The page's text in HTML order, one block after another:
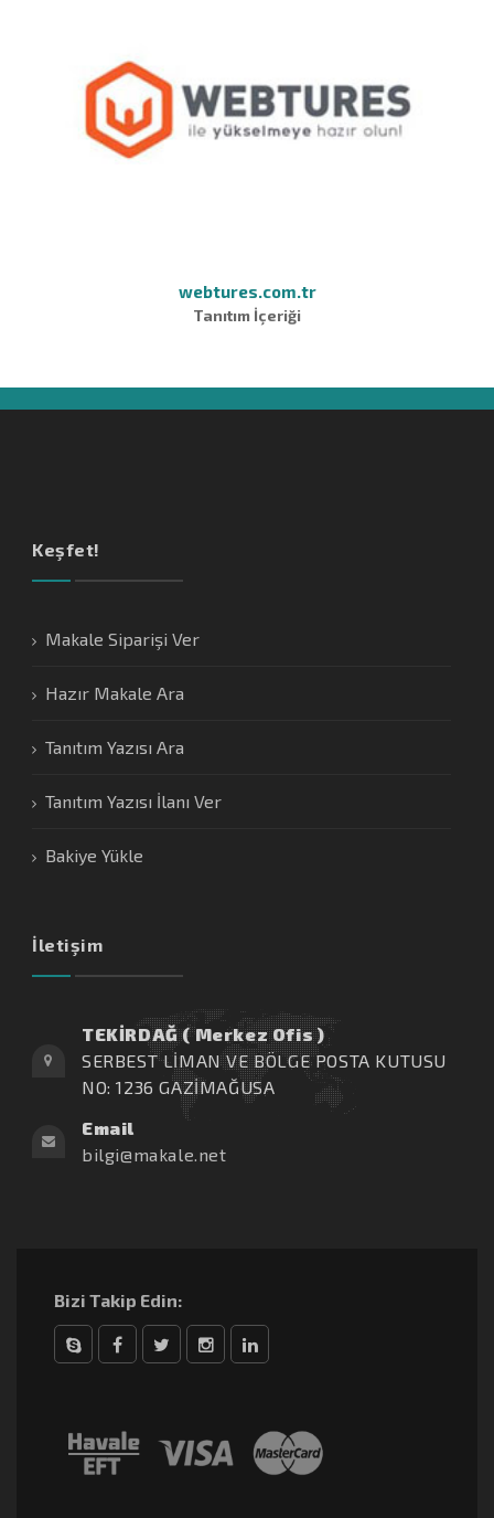
webtures.com.tr
Tanıtım İçeriği
Keşfet!
Makale Siparişi Ver
Hazır Makale Ara
Tanıtım Yazısı Ara
Tanıtım Yazısı İlanı Ver
Bakiye Yükle
İletişim
TEKİRDAĞ ( Merkez Ofis )
SERBEST LİMAN VE BÖLGE POSTA KUTUSU
NO: 1236 GAZİMAĞUSA
Email
bilgi@makale.net
Bizi Takip Edin: